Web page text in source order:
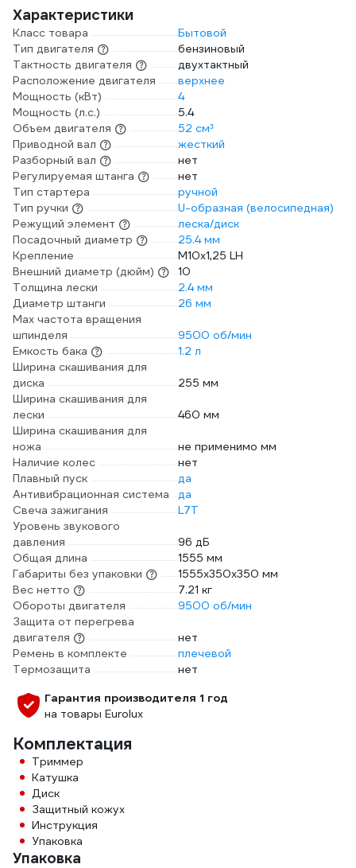
Характеристики
Класс товара
Бытовой
Тип двигателя
бензиновый
Тактность двигателя
двухтактный
Расположение двигателя
верхнее
Мощность (кВт)
4
Мощность (л.с.)
5.4
Объем двигателя
52 см³
Приводной вал
жесткий
Разборный вал
нет
Регулируемая штанга
нет
Тип стартера
ручной
Тип ручки
U-образная (велосипедная)
Режущий элемент
леска/диск
Посадочный диаметр
25.4 мм
Крепление
М10х1,25 LH
Внешний диаметр (дюйм)
10
Толщина лески
2.4 мм
Диаметр штанги
26 мм
Max частота вращения
шпинделя
9500 об/мин
Емкость бака
1.2 л
Ширина скашивания для
диска
255 мм
Ширина скашивания для
лески
460 мм
Ширина скашивания для
ножа
не применимо мм
Наличие колес
нет
Плавный пуск
да
Антивибрационная система
да
Свеча зажигания
L7T
Уровень звукового
давления
96 дБ
Общая длина
1555 мм
Габариты без упаковки
1555х350х350 мм
Вес нетто
7.21 кг
Обороты двигателя
9500 об/мин
Защита от перегрева
двигателя
нет
Ремень в комплекте
плечевой
Термозащита
нет
Гарантия производителя 1 год
на товары Eurolux
Комплектация
Триммер
Катушка
Диск
Защитный кожух
Инструкция
Упаковка
Упаковка